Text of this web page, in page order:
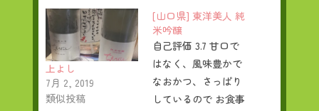
上よし
7月 2, 2019
類似投稿
[山口県] 東洋美人 純
米吟醸
自己評価 3.7 甘口で
はなく、風味豊かで
なおかつ、さっぱり
しているので お食事